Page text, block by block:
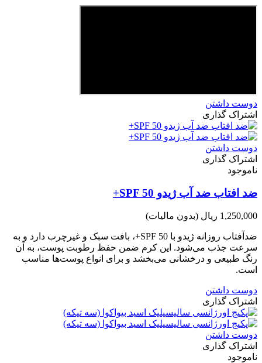
دوست داشتن
اشتراک گذاری
دوست داشتن
اشتراک گذاری
ناموجود
ضد افتاب ضد آب ژیدو SPF 50+
1,250,000 ریال (بدون مالیات)
ضدآفتاب روزانه ژیدو با SPF 50+، بافت سبک و غیرچرب دارد و به
سرعت جذب می‌شود. این کرم ضمن حفظ رطوبت پوست، به آن
رنگ طبیعی و درخشانی می‌بخشد و برای انواع پوست‌ها مناسب
است.
دوست داشتن
اشتراک گذاری
دوست داشتن
اشتراک گذاری
ناموجود